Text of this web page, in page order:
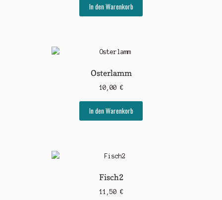
In den Warenkorb
Osterlamm
10,00 €
In den Warenkorb
Fisch2
11,50 €